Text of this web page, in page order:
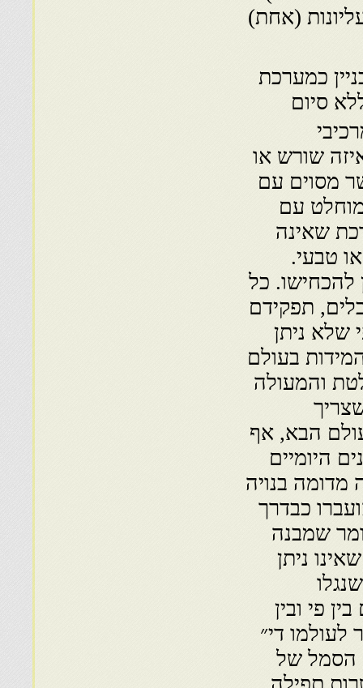
(אחת)
כמערכת
סיום
שורש או
מסוים עם
מוחלט עם
שאינה
טבעי.
להכחישו. כל
תפקידם
שלא ניתן
בעולם
והמעולה
הבא, אף
היומיים
בנויה
כבדרך
שמבנה
כמו המספר האירציונלי ״פי״ (14,.3) שאינו ניתן
פי ובין
לעולמו די״
הסמל של